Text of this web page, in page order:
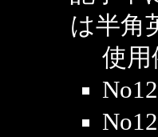
は半角
使用